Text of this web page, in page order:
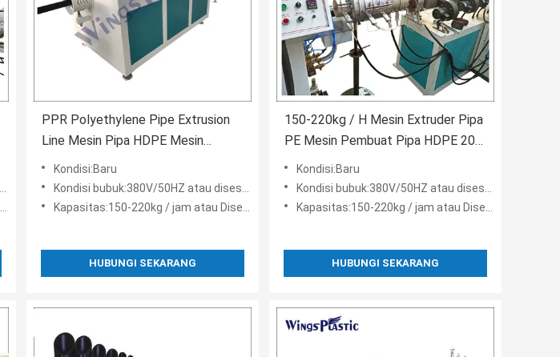
PPR Polyethylene Pipe Extrusion
Line Mesin Pipa HDPE Mesin
Extruder Pipa PE
Kondisi:Baru
Kondisi bubuk:380V/50HZ atau disesuaikan
Kapasitas:150-220kg / jam atau Disesuaikan
HUBUNGI SEKARANG
150-220kg / H Mesin Extruder Pipa
PE Mesin Pembuat Pipa HDPE 20-
110mm
Kondisi:Baru
Kondisi bubuk:380V/50HZ atau disesuaikan
Kapasitas:150-220kg / jam atau Disesuaikan
HUBUNGI SEKARANG